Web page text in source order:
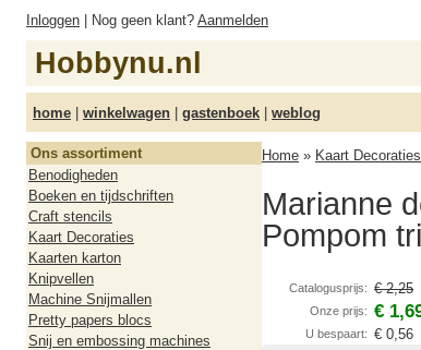
Inloggen | Nog geen klant? Aanmelden
Hobbynu.nl
home | winkelwagen | gastenboek | weblog
Ons assortiment
Benodigheden
Boeken en tijdschriften
Craft stencils
Kaart Decoraties
Kaarten karton
Knipvellen
Machine Snijmallen
Pretty papers blocs
Snij en embossing machines
Home » Kaart Decoraties
Marianne
Pompom
Catalogusprijs: € 2,25
Onze prijs: €
U bespaart: € 0,56